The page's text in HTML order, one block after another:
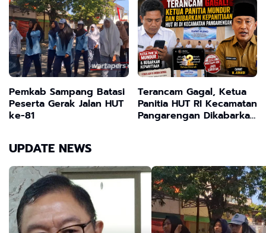
Pendidikan Copot
Oknum Kepala Sekolah
Pemkab Sampang Batasi
Peserta Gerak Jalan HUT
ke-81
Terancam Gagal, Ketua
Panitia HUT RI Kecamatan
Pangarengan Dikabarkan
Sorotan
UPDATE NEWS